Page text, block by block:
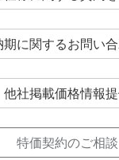
期に関するお問い
他社掲載価格情報
特価契約のご相談